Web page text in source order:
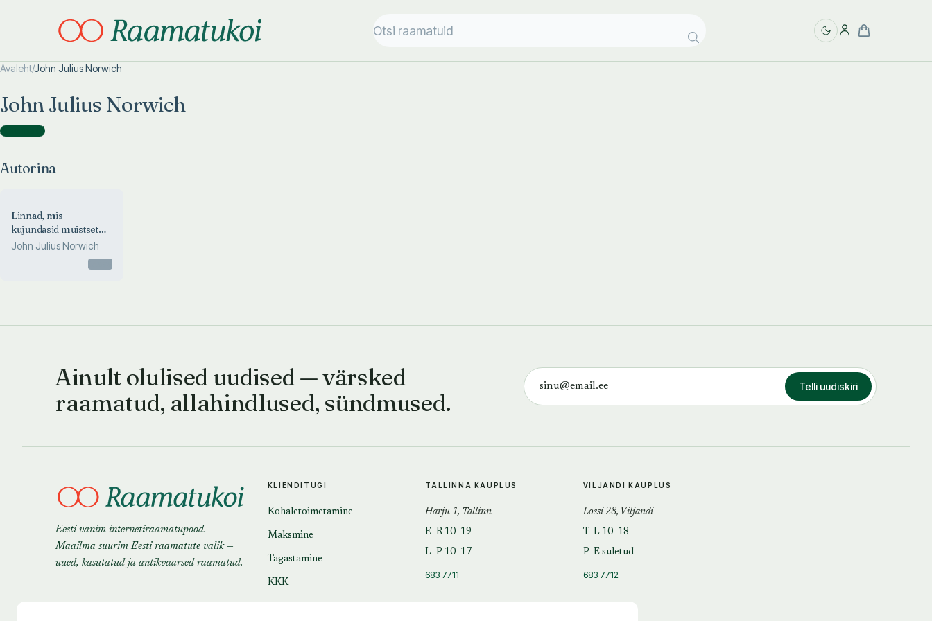
Avaleht/John Julius Norwich
John Julius Norwich
Autorina )
Autorina
Linnad, mis
kujundasid muistset
maailma
John Julius Norwich
Ainult olulised uudised — värsked
raamatud, allahindlused, sündmused.
Telli uudiskiri
Eesti vanim internetiraamatupood.
Maailma suurim Eesti raamatute valik —
uued, kasutatud ja antikvaarsed raamatud.
KLIENDITUGI
Kohaletoimetamine
Maksmine
Tagastamine
KKK
TALLINNA KAUPLUS
Harju 1, Tallinn
E–R 10–19
L–P 10–17
683 7711
VILJANDI KAUPLUS
Lossi 28, Viljandi
T–L 10–18
P–E suletud
683 7712